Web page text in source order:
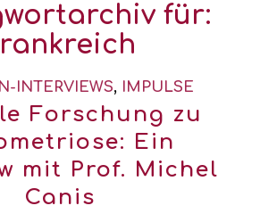
für:
INTERVIEWS, IMPULSE
Forschung zu
Ein
mit Prof. Michel
Canis